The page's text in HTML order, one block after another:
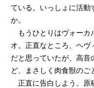
ている。いっしょに活動
か。
もうひとりはヴォーカ
オ。正直なところ、ヘ
だと思っていたが、高音
ど、まさしく肉食獣のご
正直に告白しよう。原